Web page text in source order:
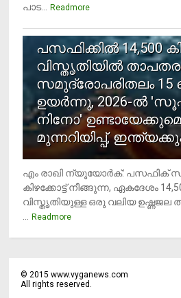
പാട...
Readmore
പസഫിക്കില്‍ 14,500
വിസ്തൃതിയില്‍
സമുദ്രോപരിതലം 15
ഉയര്‍ന്നു, 2026-ല്‍
നിനോ'
മുന്നറിയിപ്പ്,
എം രാഖി ന്യൂയോര്‍ക്: പസഫിക്
കിഴക്കോട്ട് നീങ്ങുന്ന, ഏകദേശം
വിസ്തൃതിയുള്ള ഒരു വലിയ ഉഷ്ണജല
Readmore
© 2015 www.vyganews.com
All rights reserved.